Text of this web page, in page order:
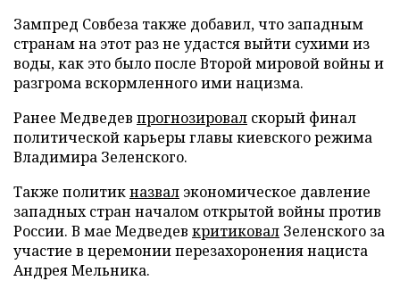
Зампред Совбеза также добавил, что западным
странам на этот раз не удастся выйти сухими из
воды, как это было после Второй мировой войны и
разгрома вскормленного ими нацизма.
Ранее Медведев прогнозировал скорый финал
политической карьеры главы киевского режима
Владимира Зеленского.
Также политикназвал экономическое давление
западных стран началом открытой войны против
России. В мае Медведев критиковал Зеленского за
участие в церемонии перезахоронения нациста
Андрея Мельника.